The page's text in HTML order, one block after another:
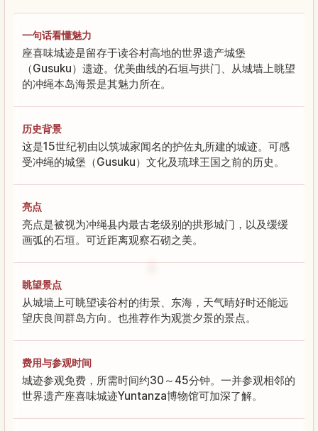
一句话看懂魅力
座喜味城迹是留存于读谷村高地的世界遗产城堡
（Gusuku）遗迹。优美曲线的石垣与拱门、从城墙上眺望
的冲绳本岛海景是其魅力所在。
历史背景
这是15世纪初由以筑城家闻名的护佐丸所建的城迹。可感
受冲绳的城堡（Gusuku）文化及琉球王国之前的历史。
亮点
亮点是被视为冲绳县内最古老级别的拱形城门，以及缓缓
画弧的石垣。可近距离观察石砌之美。
眺望景点
从城墙上可眺望读谷村的街景、东海，天气晴好时还能远
望庆良间群岛方向。也推荐作为观赏夕景的景点。
费用与参观时间
城迹参观免费，所需时间约30～45分钟。一并参观相邻的
世界遗产座喜味城迹Yuntanza博物馆可加深了解。